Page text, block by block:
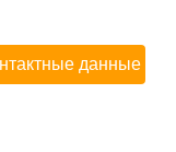
данные